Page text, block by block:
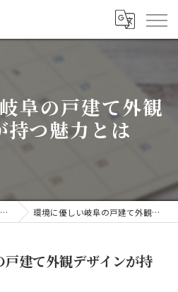
阜の戸建て外観
持つ魅力とは
環境に優しい岐阜の戸建て外観デザインが持つ魅力とは
建て外観デザインが持